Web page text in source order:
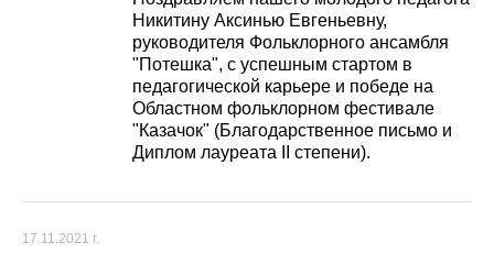
Никитину Аксинью Евгеньевну,
руководителя Фольклорного ансамбля
"Потешка", с успешным стартом в
педагогической карьере и победе на
Областном фольклорном фестивале
"Казачок" (Благодарственное письмо и
Диплом лауреата II степени).
17.11.2021 г.